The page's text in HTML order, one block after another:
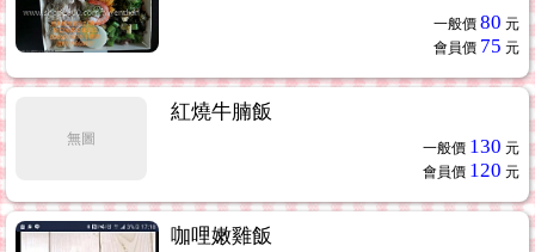
一般價 80 元
會員價 75 元
無圖
紅燒牛腩飯
一般價 130 元
會員價 120 元
咖哩嫩雞飯